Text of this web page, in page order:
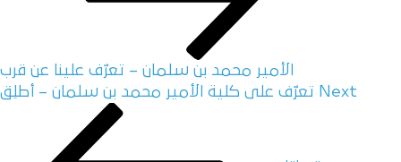
الأمير محمد بن سلمان – تعرّف علينا عن قرب
Next تعرّف على كلية الأمير محمد بن سلمان – أطلِق